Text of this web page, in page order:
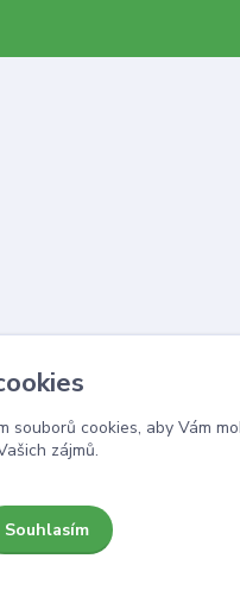
souborů cookies, aby Vám
zájmů.
Souhlasím